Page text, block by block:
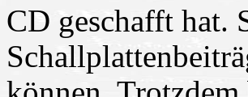
CD geschafft hat.